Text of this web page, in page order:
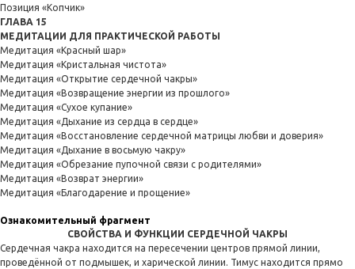
Позиция «Копчик»
ГЛАВА 15
МЕДИТАЦИИ ДЛЯ ПРАКТИЧЕСКОЙ РАБОТЫ
Медитация «Красный шар»
Медитация «Кристальная чистота»
Медитация «Открытие сердечной чакры»
Медитация «Возвращение энергии из прошлого»
Медитация «Сухое купание»
Медитация «Дыхание из сердца в сердце»
Медитация «Восстановление сердечной матрицы любви и доверия»
Медитация «Дыхание в восьмую чакру»
Медитация «Обрезание пупочной связи с родителями»
Медитация «Возврат энергии»
Медитация «Благодарение и прощение»
Ознакомительный фрагмент
СВОЙСТВА И ФУНКЦИИ СЕРДЕЧНОЙ ЧАКРЫ
Сердечная чакра находится на пересечении центров прямой линии,
проведённой от подмышек, и харической линии. Тимус находится прямо